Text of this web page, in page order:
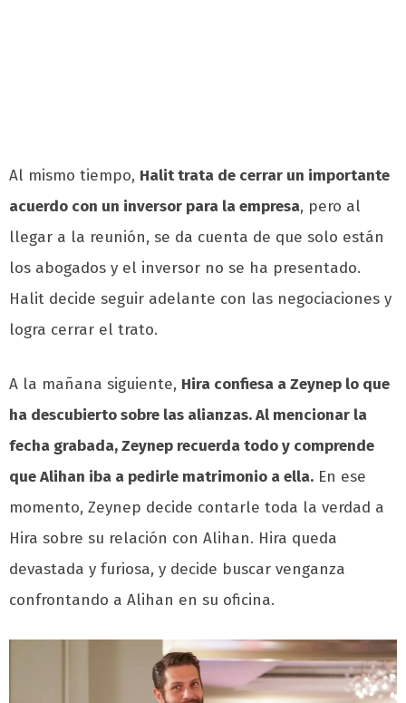
Al mismo tiempo, Halit trata de cerrar un importante
acuerdo con un inversor para la empresa, pero al
llegar a la reunión, se da cuenta de que solo están
los abogados y el inversor no se ha presentado.
Halit decide seguir adelante con las negociaciones y
logra cerrar el trato.
A la mañana siguiente, Hira confiesa a Zeynep lo que
ha descubierto sobre las alianzas. Al mencionar la
fecha grabada, Zeynep recuerda todo y comprende
que Alihan iba a pedirle matrimonio a ella. En ese
momento, Zeynep decide contarle toda la verdad a
Hira sobre su relación con Alihan. Hira queda
devastada y furiosa, y decide buscar venganza
confrontando a Alihan en su oficina.